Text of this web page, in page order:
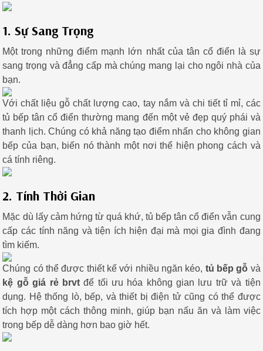
1. Sự Sang Trọng
Một trong những điểm mạnh lớn nhất của tân cổ điển là sự
sang trọng và đẳng cấp mà chúng mang lại cho ngôi nhà của
bạn.
Với chất liệu gỗ chất lượng cao, tay nắm và chi tiết tỉ mỉ, các
tủ bếp tân cổ điển thường mang đến một vẻ đẹp quý phái và
thanh lịch. Chúng có khả năng tạo điểm nhấn cho không gian
bếp của bạn, biến nó thành một nơi thể hiện phong cách và
cá tính riêng.
2. Tính Thời Gian
Mặc dù lấy cảm hứng từ quá khứ, tủ bếp tân cổ điển vẫn cung
cấp các tính năng và tiện ích hiện đại mà mọi gia đình đang
tìm kiếm.
Chúng có thể được thiết kế với nhiều ngăn kéo, tủ bếp gỗ và
kệ gỗ giá rẻ brvtđể tối ưu hóa không gian lưu trữ và tiện
dụng. Hệ thống lò, bếp, và thiết bị điện tử cũng có thể được
tích hợp một cách thông minh, giúp bạn nấu ăn và làm việc
trong bếp dễ dàng hơn bao giờ hết.